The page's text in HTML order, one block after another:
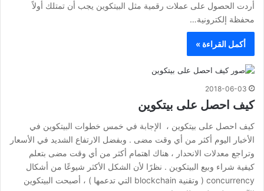
أردت الحصول على عملات رقمية مثل البيتكوين يجب أن تمتلك أولاً
محفظة إلكترونية…
أكمل القراءة »
2018-06-03
كيف احصل على بيتكوين
كيف احصل على بيتكوين ، الإجابة في خمس خطوات البيتكوين في
الأخبار اليوم أكثر من أي وقت مضى . وبفضل الارتفاع الشديد في الأسعار
وتراجع معدلات الانحدار ، هناك اهتمام أكثر من أي وقت مضى بتعلم
كيفية شراء وبيع البيتكوين . نظرًا لأن الشكل الأكثر شيوعًا من أشكال
concurrency ( وتقنية blockchain التي تدعمها ) ، أصبحت البيتكوين